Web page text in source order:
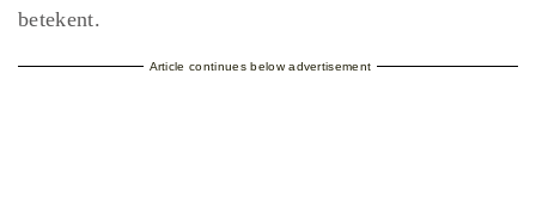
betekent.
Article continues below advertisement